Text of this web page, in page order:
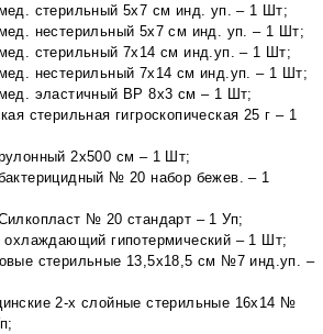
стерильный 5х7 см инд. уп. – 1 Шт;
нестерильный 5х7 см инд. уп. – 1 Шт;
стерильный 7х14 см инд.уп. – 1 Шт;
нестерильный 7х14 см инд.уп. – 1 Шт;
эластичный ВР 8х3 см – 1 Шт;
стерильная гигроскопическая 25 г – 1
2х500 см – 1 Шт;
№ 20 набор бежев. – 1
№ 20 стандарт – 1 Уп;
охлаждающий гипотермический – 1 Шт;
стерильные 13,5х18,5 см №7 инд.уп. –
2-х слойные стерильные 16х14 №